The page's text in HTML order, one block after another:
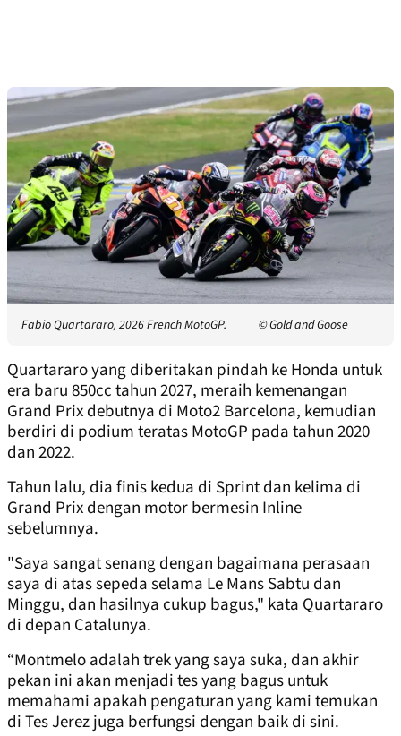
Fabio Quartararo, 2026 French MotoGP. © Gold and Goose
Quartararo yang diberitakan pindah ke Honda untuk
era baru 850cc tahun 2027, meraih kemenangan
Grand Prix debutnya di Moto2 Barcelona, kemudian
berdiri di podium teratas MotoGP pada tahun 2020
dan 2022.
Tahun lalu, dia finis kedua di Sprint dan kelima di
Grand Prix dengan motor bermesin Inline
sebelumnya.
"Saya sangat senang dengan bagaimana perasaan
saya di atas sepeda selama Le Mans Sabtu dan
Minggu, dan hasilnya cukup bagus," kata Quartararo
di depan Catalunya.
“Montmelo adalah trek yang saya suka, dan akhir
pekan ini akan menjadi tes yang bagus untuk
memahami apakah pengaturan yang kami temukan
di Tes Jerez juga berfungsi dengan baik di sini.